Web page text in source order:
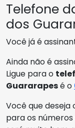
Telefone
dos
Você já é
Ainda não é
Ligue para o
Guararapesé o
Você que deseja
para os